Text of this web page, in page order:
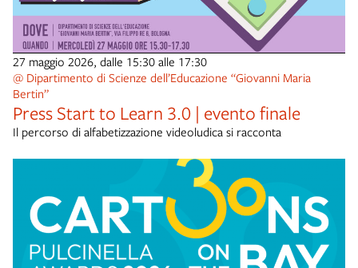
27 maggio 2026, dalle 15:30 alle 17:30
@ Dipartimento di Scienze dell’Educazione “Giovanni Maria
Bertin”
Press Start to Learn 3.0 | evento finale
Il percorso di alfabetizzazione videoludica si racconta